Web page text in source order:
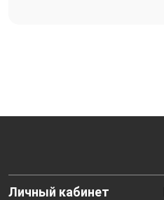
Личный кабинет